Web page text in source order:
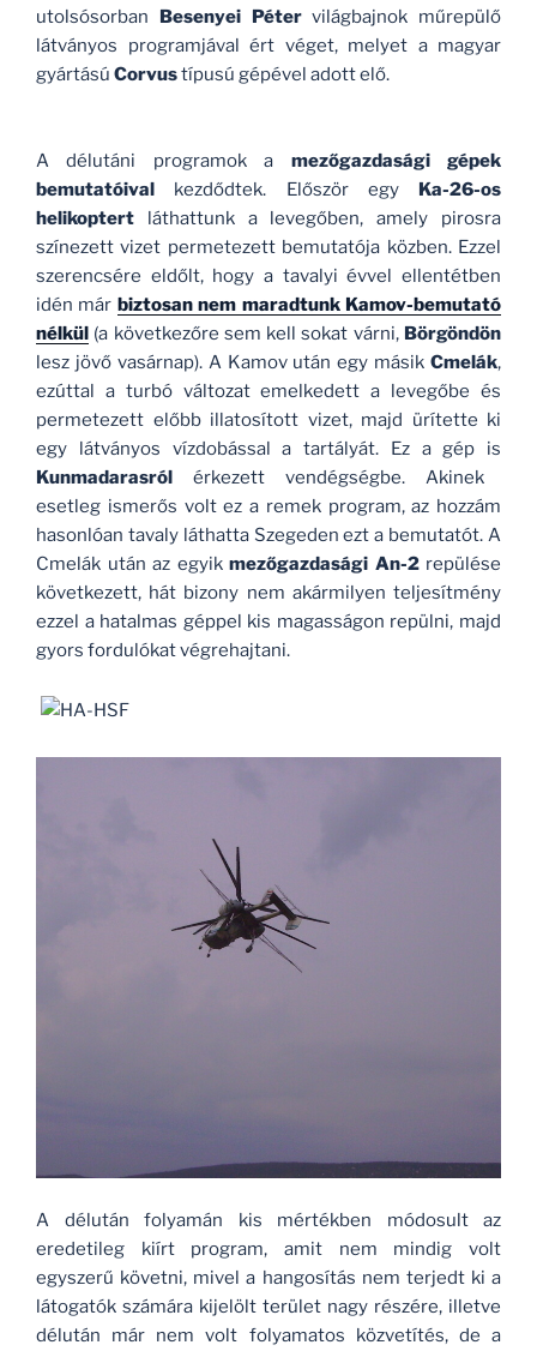
utolsósorban Besenyei Pétervilágbajnok műrepülő
látványos programjával ért véget, melyet a magyar
gyártású Corvustípusú gépével adott elő.
A délutáni programok a mezőgazdasági gépek
bemutatóival kezdődtek. Először egy Ka-26-os
helikoptert láthattunk a levegőben, amely pirosra
színezett vizet permetezett bemutatója közben. Ezzel
szerencsére eldőlt, hogy a tavalyi évvel ellentétben
idén már biztosan nem maradtunk Kamov-bemutató
nélkül (a következőre sem kell sokat várni, Börgöndön
lesz jövő vasárnap). A Kamov után egy másik Cmelák,
ezúttal a turbó változat emelkedett a levegőbe és
permetezett előbb illatosított vizet, majd ürítette ki
egy látványos vízdobással a tartályát. Ez a gép is
Kunmadarasról érkezett vendégségbe. Akinek
esetleg ismerős volt ez a remek program, az hozzám
hasonlóan tavaly láthatta Szegeden ezt a bemutatót. A
Cmelák után az egyik mezőgazdasági An-2repülése
következett, hát bizony nem akármilyen teljesítmény
ezzel a hatalmas géppel kis magasságon repülni, majd
gyors fordulókat végrehajtani.
A délután folyamán kis mértékben módosult az
eredetileg kiírt program, amit nem mindig volt
egyszerű követni, mivel a hangosítás nem terjedt ki a
látogatók számára kijelölt terület nagy részére, illetve
délután már nem volt folyamatos közvetítés, de a